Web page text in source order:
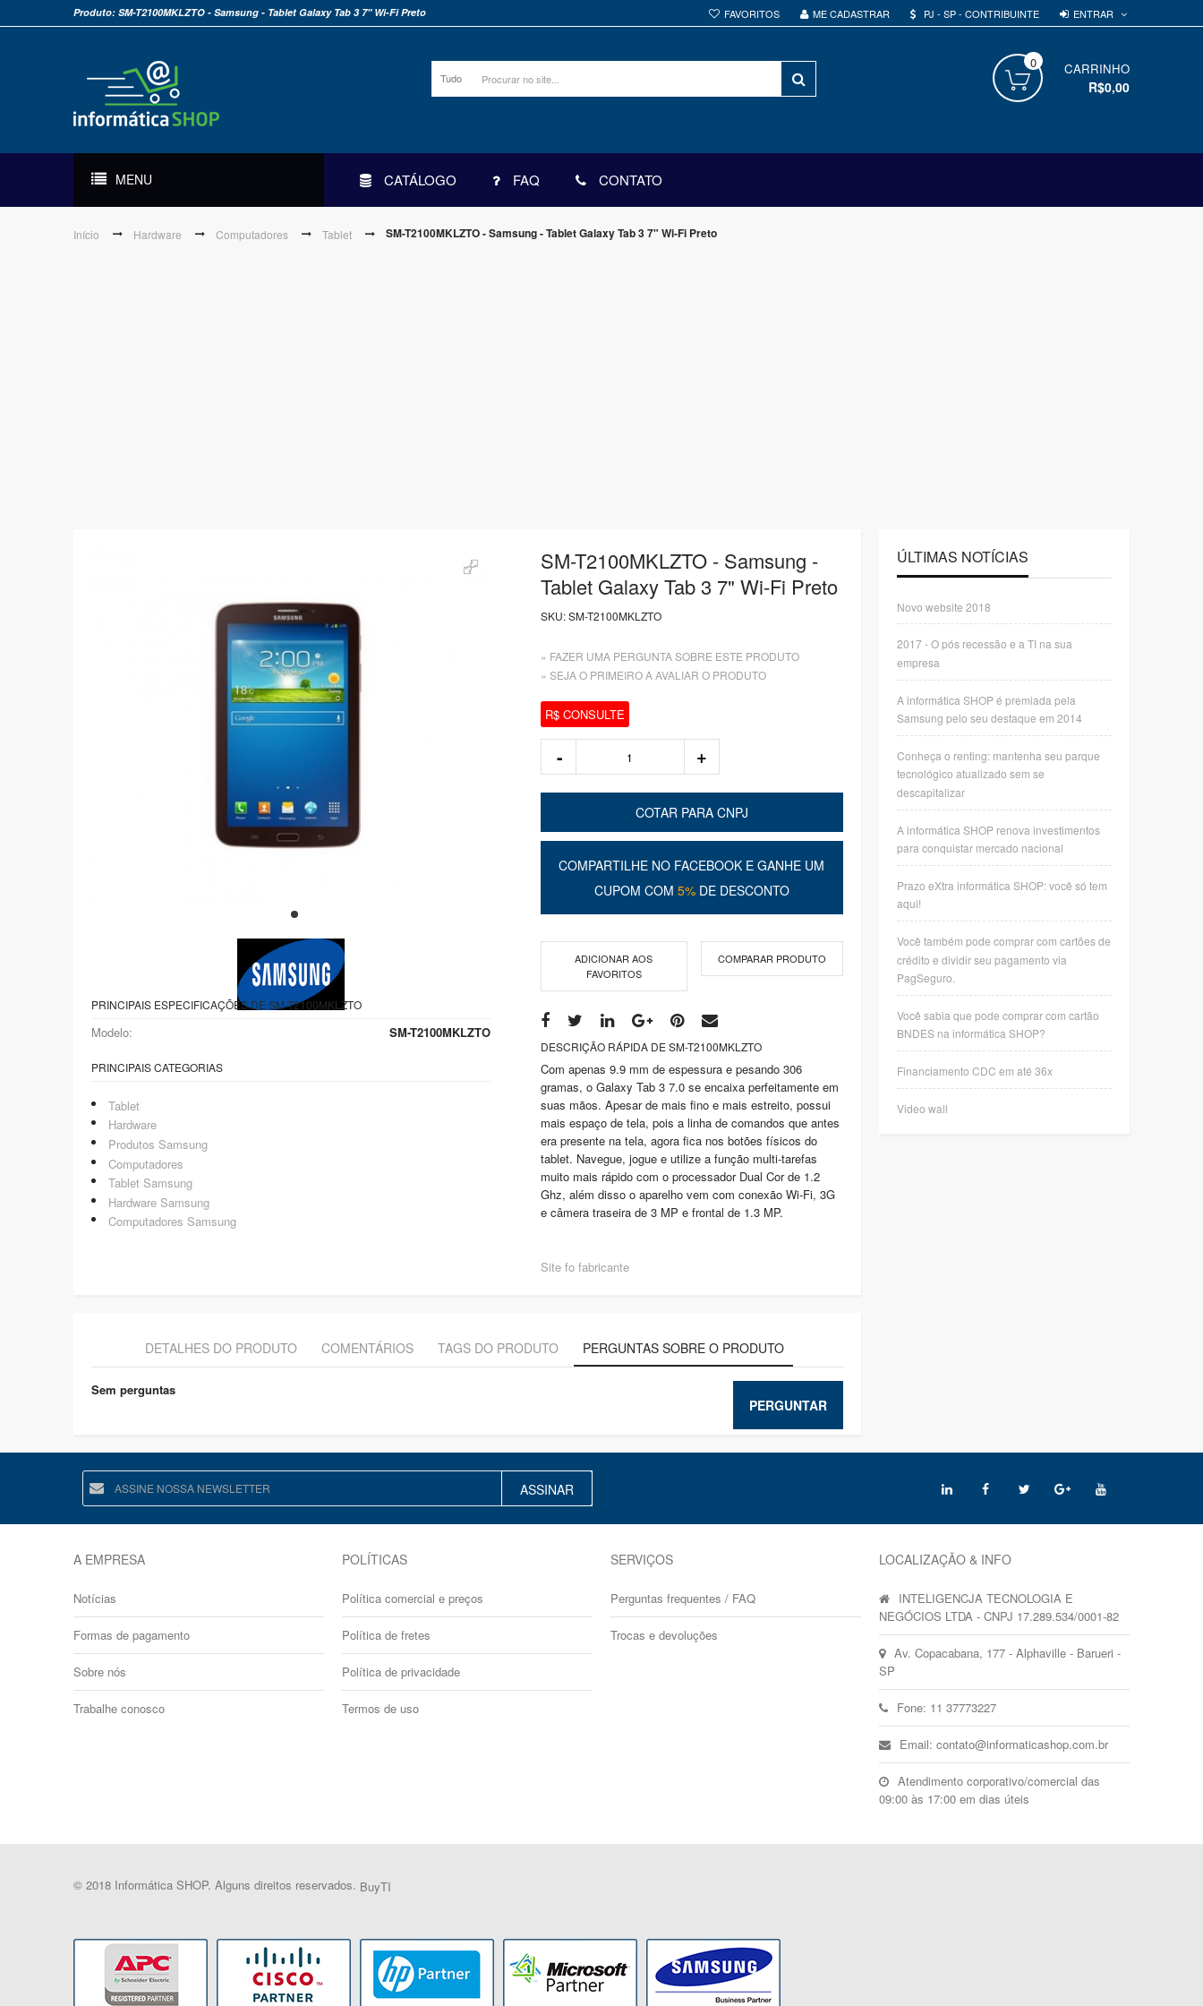
FAVORITOS ME CADASTRAR PJ - SP - CONTRIBUINTE ENTRAR
Produto: SM-T2100MKLZTO - Samsung - Tablet Galaxy Tab 3 7" Wi-Fi Preto
Tudo
CARRINHO
0
R$0,00
MENU CATÁLOGO FAQ CONTATO
Início Hardware Computadores Tablet SM-T2100MKLZTO - Samsung - Tablet Galaxy Tab 3 7" Wi-Fi Preto
PRINCIPAIS ESPECIFICAÇÕES DE SM-T2100MKLZTO
Modelo: SM-T2100MKLZTO
PRINCIPAIS CATEGORIAS
Tablet
Hardware
Produtos Samsung
Computadores
Tablet Samsung
Hardware Samsung
Computadores Samsung
SM-T2100MKLZTO - Samsung -
Tablet Galaxy Tab 3 7" Wi-Fi Preto
SKU:SM-T2100MKLZTO
» FAZER UMA PERGUNTA SOBRE ESTE PRODUTO
» SEJA O PRIMEIRO A AVALIAR O PRODUTO
R$ CONSULTE
COTAR PARA CNPJ
COMPARTILHE NO FACEBOOK E GANHE UM
CUPOM COM 5%DE DESCONTO
ADICIONAR AOS
FAVORITOS
COMPARAR PRODUTO
DESCRIÇÃO RÁPIDA DE SM-T2100MKLZTO
Com apenas 9.9 mm de espessura e pesando 306
gramas, o Galaxy Tab 3 7.0 se encaixa perfeitamente em
suas mãos. Apesar de mais fino e mais estreito, possui
mais espaço de tela, pois a linha de comandos que antes
era presente na tela, agora fica nos botões físicos do
tablet. Navegue, jogue e utilize a função multi-tarefas
muito mais rápido com o processador Dual Cor de 1.2
Ghz, além disso o aparelho vem com conexão Wi-Fi, 3G
e câmera traseira de 3 MP e frontal de 1.3 MP.
Site fo fabricante
DETALHES DO PRODUTO COMENTÁRIOS TAGS DO PRODUTO PERGUNTAS SOBRE O PRODUTO
PERGUNTAR
Sem perguntas
ÚLTIMAS NOTÍCIAS
Novo website 2018
2017 - O pós recessão e a TI na sua
empresa
A informática SHOP é premiada pela
Samsung pelo seu destaque em 2014
Conheça o renting: mantenha seu parque
tecnológico atualizado sem se
descapitalizar
A informática SHOP renova investimentos
para conquistar mercado nacional
Prazo eXtra informática SHOP: você só tem
aqui!
Você também pode comprar com cartões de
crédito e dividir seu pagamento via
PagSeguro.
Você sabia que pode comprar com cartão
BNDES na informática SHOP?
Financiamento CDC em até 36x
Video wall
ASSINAR
A EMPRESA
Notícias
Formas de pagamento
Sobre nós
Trabalhe conosco
POLÍTICAS
Política comercial e preços
Política de fretes
Política de privacidade
Termos de uso
SERVIÇOS
Perguntas frequentes / FAQ
Trocas e devoluções
LOCALIZAÇÃO & INFO
INTELIGENCJA TECNOLOGIA E
NEGÓCIOS LTDA - CNPJ 17.289.534/0001-82
Av. Copacabana, 177 - Alphaville - Barueri -
SP
Fone: 11 37773227
Email: contato@informaticashop.com.br
Atendimento corporativo/comercial das
09:00 às 17:00 em dias úteis
© 2018 Informática SHOP. Alguns direitos reservados. BuyTI